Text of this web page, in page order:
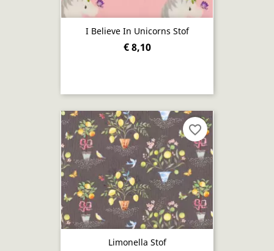
I Believe In Unicorns Stof
€ 8,10
Limonella Stof
favorite_border